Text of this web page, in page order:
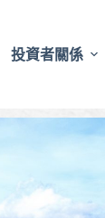
投資者關係